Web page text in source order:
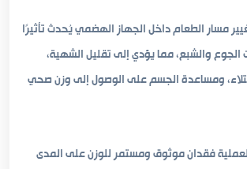
مسار الطعام داخل الجهاز الهضمي يُحدث تأثيرًا
والشبع، مما يؤدي إلى تقليل الشهية،
ومساعدة الجسم على الوصول إلى وزن صحي
فقدان موثوق ومستمر للوزن على المدى